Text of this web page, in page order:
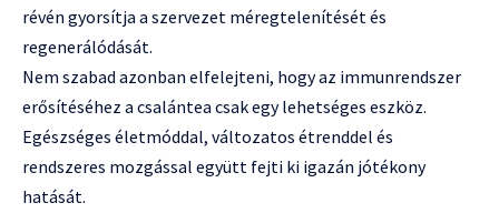
révén gyorsítja a szervezet méregtelenítését és
regenerálódását.
Nem szabad azonban elfelejteni, hogy az immunrendszer
erősítéséhez a csalántea csak egy lehetséges eszköz.
Egészséges életmóddal, változatos étrenddel és
rendszeres mozgással együtt fejti ki igazán jótékony
hatását.